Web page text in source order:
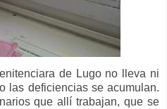
de Lugo no lleva ni
las deficiencias se acumulan.
que allí trabajan, que se